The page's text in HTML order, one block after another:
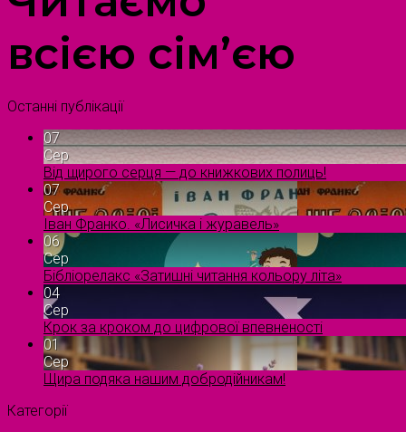
всією сім’єю
Останні публікації
07
Сер
Від щирого серця — до книжкових полиць!
07
Сер
Іван Франко. «Лисичка і журавель»
06
Сер
Бібліорелакс «Затишні читання кольору літа»
04
Сер
Крок за кроком до цифрової впевненості
01
Сер
Щира подяка нашим добродійникам!
Категорії